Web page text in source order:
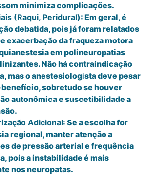
minimiza complicações.
(Raqui, Peridural): Em geral, é
debatida, pois já foram relatados
exacerbação da fraqueza motora
em polineuropatias
Não há contraindicação
mas o anestesiologista deve pesar
sobretudo se houver
autonômica e suscetibilidade a
Adicional: Se a escolha for
regional, manter atenção a
de pressão arterial e frequência
pois a instabilidade é mais
nos neuropatas.